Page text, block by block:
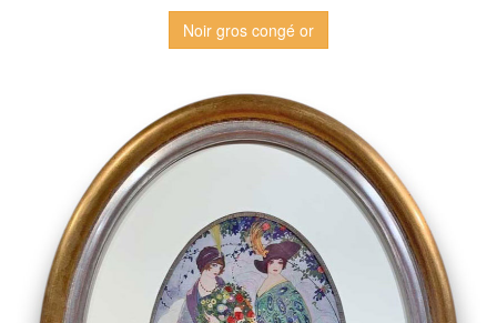
Noir gros congé or